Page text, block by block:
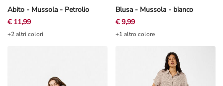
Abito - Mussola - Petrolio
€ 11,99
+2 altri colori
Blusa - Mussola - bianco
€ 9,99
+1 altro colore